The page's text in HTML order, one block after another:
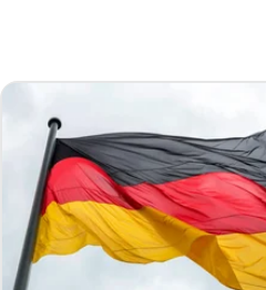
card link